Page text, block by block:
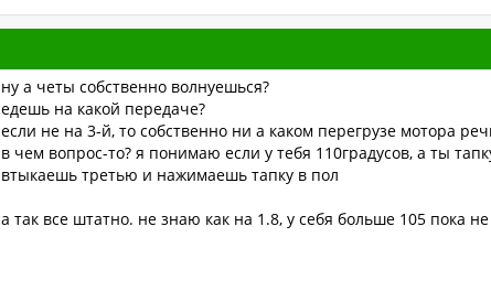
ну а четы собственно волнуешься?
едешь на какой передаче?
если не на 3-й, то собственно ни а каком перегрузе мотора
в чем вопрос-то? я понимаю если у тебя 110градусов, а ты
втыкаешь третью и нажимаешь тапку в пол
а так все штатно. не знаю как на 1.8, у себя больше 105 пока